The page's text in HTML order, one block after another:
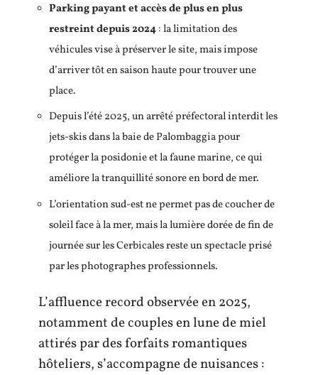
Parking payant et accès de plus en plus
restreint depuis 2024: la limitation des
véhicules vise à préserver le site, mais impose
d’arriver tôt en saison haute pour trouver une
place.
Depuis l’été 2025, un arrêté préfectoral interdit les
jets-skis dans la baie de Palombaggia pour
protéger la posidonie et la faune marine, ce qui
améliore la tranquillité sonore en bord de mer.
L’orientation sud-est ne permet pas de coucher de
soleil face à la mer, mais la lumière dorée de fin de
journée sur les Cerbicales reste un spectacle prisé
par les photographes professionnels.
L’affluence record observée en 2025,
notamment de couples en lune de miel
attirés par des forfaits romantiques
hôteliers, s’accompagne de nuisances :